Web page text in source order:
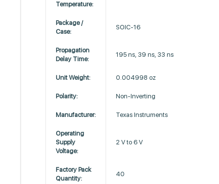
Temperature:
Package /
Case:
SOIC-16
Propagation
Delay Time:
195 ns, 39 ns, 33 ns
Unit Weight: 0.004998 oz
Polarity: Non-Inverting
Manufacturer: Texas Instruments
Operating
Supply
Voltage:
2 V to 6 V
Factory Pack
Quantity:
40